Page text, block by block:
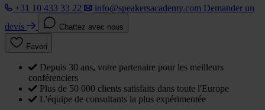
+31 10 433 33 22
info@speakersacademy.com Demander un
devis
Chattez avec nous
Favori
Depuis 30 ans, votre partenaire pour les meilleurs
conférenciers
Plus de 50 000 clients satisfaits dans toute l'Europe
L'équipe de consultants la plus expérimentée